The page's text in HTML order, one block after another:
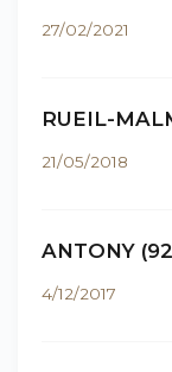
27/02/2021
RUEIL-
21/05/2018
ANTONY
4/12/2017